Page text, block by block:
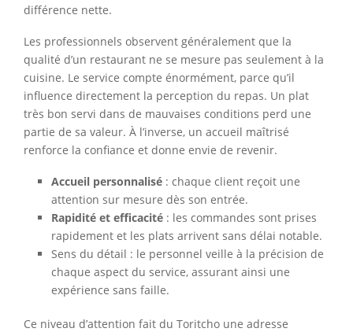
différence nette.
Les professionnels observent généralement que la
qualité d’un restaurant ne se mesure pas seulement à la
cuisine. Le service compte énormément, parce qu’il
influence directement la perception du repas. Un plat
très bon servi dans de mauvaises conditions perd une
partie de sa valeur. À l’inverse, un accueil maîtrisé
renforce la confiance et donne envie de revenir.
Accueil personnalisé : chaque client reçoit une
attention sur mesure dès son entrée.
Rapidité et efficacité : les commandes sont prises
rapidement et les plats arrivent sans délai notable.
Sens du détail : le personnel veille à la précision de
chaque aspect du service, assurant ainsi une
expérience sans faille.
Ce niveau d’attention fait du Toritcho une adresse